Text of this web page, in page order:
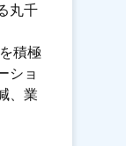
丸千
積極
ショ
、業